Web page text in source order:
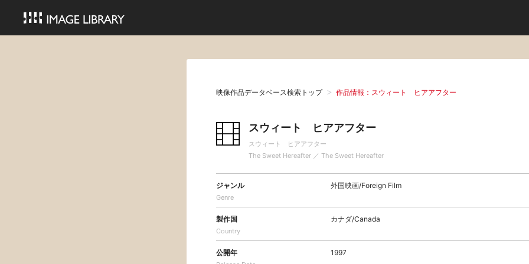
映像作品データベース検索トップ 作品情報：スウィート ヒアアフター
スウィート ヒアアフター
スウィート ヒアアフター
The Sweet Hereafter ／ The Sweet Hereafter
ジャンル
Genre
外国映画/Foreign Film
製作国
Country
カナダ/Canada
公開年 1997